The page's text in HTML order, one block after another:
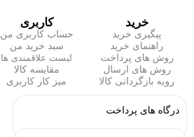
خرید
پیگیری خرید
راهنمای خرید
روش های پرداخت
روش های ارسال
رویه بازگردانی کالا
کاربری
حساب کاربری من
سبد خرید من
لیست علاقمندی ها
مقایسه کالا
میز کار کاربری
درگاه های پرداخت